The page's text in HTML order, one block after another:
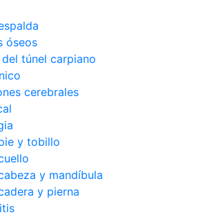
óseos
túnel carpiano
cerebrales
y tobillo
y mandíbula
y pierna